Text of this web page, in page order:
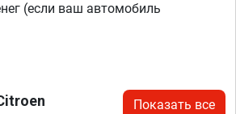
(если ваш автомобиль
Показать все